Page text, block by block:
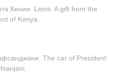
Кении. Lions. A gift from the
of Kenya.
The car of President